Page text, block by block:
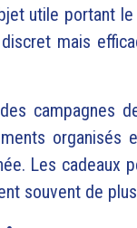
utile portant
mais
campagnes
Les cadeaux
souvent de